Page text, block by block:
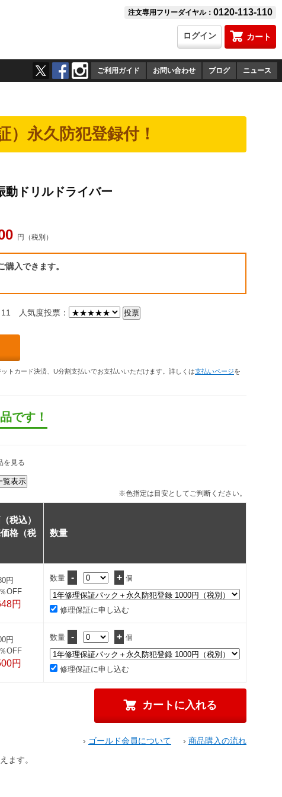
注文専用フリーダイヤル： 0120-113-110
カート
ログイン
ご利用ガイド お問い合わせ ブログ ニュース
永久防犯登録付！
ドリルドライバー
円（税別）
購入できます。
人気度投票：
トカード決済、U分割支払いでお支払いいただけます。詳しくは支払いページを
です！
を見る
※色指定は目安としてご判断ください。
税込）
格（税
数量
円
OFF
円
数量 - + 個
修理保証に申し込む
円
OFF
円
数量 - + 個
修理保証に申し込む
› ゴールド会員について › 商品購入の流れ
ます。